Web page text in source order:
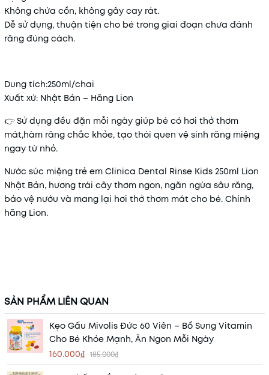
Không chứa cồn, không gây cay rát.
Dễ sử dụng, thuận tiện cho bé trong giai đoạn chưa đánh
răng đúng cách.
Dung tích:250ml/chai
Xuất xứ: Nhật Bản – Hãng Lion
👉 Sử dụng đều đặn mỗi ngày giúp bé có hơi thở thơm
mát,hàm răng chắc khỏe, tạo thói quen vệ sinh răng miệng
ngay từ nhỏ.
Nước súc miệng trẻ em Clinica Dental Rinse Kids 250ml Lion
Nhật Bản, hương trái cây thơm ngon, ngăn ngừa sâu răng,
bảo vệ nướu và mang lại hơi thở thơm mát cho bé. Chính
hãng Lion.
SẢN PHẨM LIÊN QUAN
Kẹo Gấu Mivolis Đức 60 Viên – Bổ Sung Vitamin
Cho Bé Khỏe Mạnh, Ăn Ngon Mỗi Ngày
160.000₫ 185.000₫